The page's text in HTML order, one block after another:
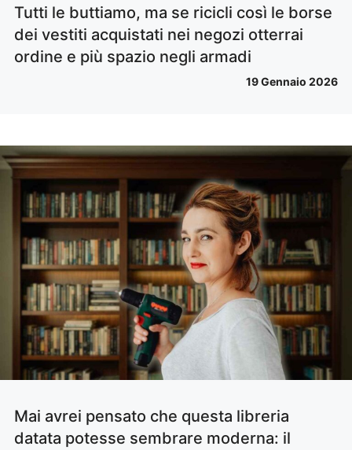
Tutti le buttiamo, ma se ricicli così le borse
dei vestiti acquistati nei negozi otterrai
ordine e più spazio negli armadi
19 Gennaio 2026
Mai avrei pensato che questa libreria
datata potesse sembrare moderna: il